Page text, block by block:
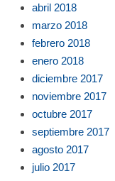
abril 2018
marzo 2018
febrero 2018
enero 2018
diciembre 2017
noviembre 2017
octubre 2017
septiembre 2017
agosto 2017
julio 2017